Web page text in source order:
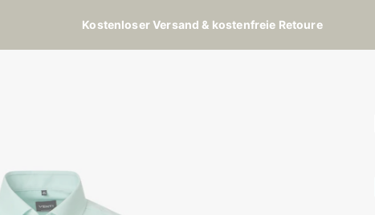
Kostenloser Versand & kostenfreie Retoure